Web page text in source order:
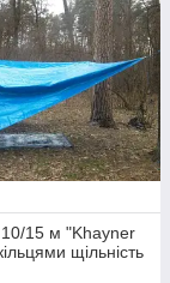
10/15 м "Khayner
щільність